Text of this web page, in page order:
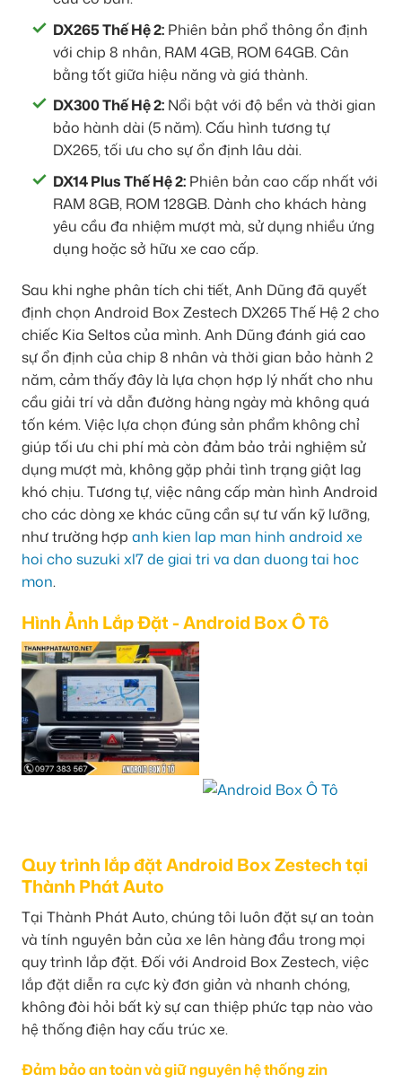
DX265 Thế Hệ 2: Phiên bản phổ thông ổn định
với chip 8 nhân, RAM 4GB, ROM 64GB. Cân
bằng tốt giữa hiệu năng và giá thành.
DX300 Thế Hệ 2: Nổi bật với độ bền và thời gian
bảo hành dài (5 năm). Cấu hình tương tự
DX265, tối ưu cho sự ổn định lâu dài.
DX14 Plus Thế Hệ 2: Phiên bản cao cấp nhất với
RAM 8GB, ROM 128GB. Dành cho khách hàng
yêu cầu đa nhiệm mượt mà, sử dụng nhiều ứng
dụng hoặc sở hữu xe cao cấp.
Sau khi nghe phân tích chi tiết, Anh Dũng đã quyết
định chọn Android Box Zestech DX265 Thế Hệ 2 cho
chiếc Kia Seltos của mình. Anh Dũng đánh giá cao
sự ổn định của chip 8 nhân và thời gian bảo hành 2
năm, cảm thấy đây là lựa chọn hợp lý nhất cho nhu
cầu giải trí và dẫn đường hàng ngày mà không quá
tốn kém. Việc lựa chọn đúng sản phẩm không chỉ
giúp tối ưu chi phí mà còn đảm bảo trải nghiệm sử
dụng mượt mà, không gặp phải tình trạng giật lag
khó chịu. Tương tự, việc nâng cấp màn hình Android
cho các dòng xe khác cũng cần sự tư vấn kỹ lưỡng,
như trường hợp anh kien lap man hinh android xe
hoi cho suzuki xl7 de giai tri va dan duong tai hoc
mon.
Hình Ảnh Lắp Đặt - Android Box Ô Tô
Quy trình lắp đặt Android Box Zestech tại
Thành Phát Auto
Tại Thành Phát Auto, chúng tôi luôn đặt sự an toàn
và tính nguyên bản của xe lên hàng đầu trong mọi
quy trình lắp đặt. Đối với Android Box Zestech, việc
lắp đặt diễn ra cực kỳ đơn giản và nhanh chóng,
không đòi hỏi bất kỳ sự can thiệp phức tạp nào vào
hệ thống điện hay cấu trúc xe.
Đảm bảo an toàn và giữ nguyên hệ thống zin